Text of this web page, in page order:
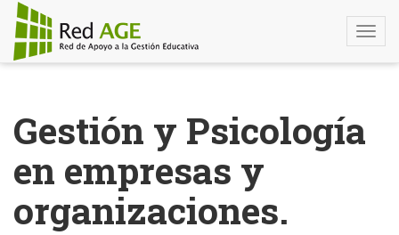
contenido
principal
Gestión y Psicología
en empresas y
organizaciones.